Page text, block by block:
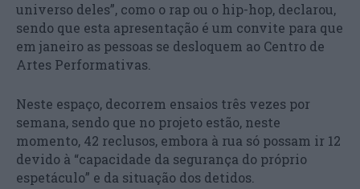
universo deles”, como o rap ou o hip-hop, declarou,
sendo que esta apresentação é um convite para que
em janeiro as pessoas se desloquem ao Centro de
Artes Performativas.
Neste espaço, decorrem ensaios três vezes por
semana, sendo que no projeto estão, neste
momento, 42 reclusos, embora à rua só possam ir 12
devido à “capacidade da segurança do próprio
espetáculo” e da situação dos detidos.